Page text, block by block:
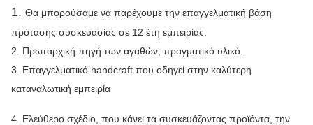
1. Θα μπορούσαμε να παρέχουμε την επαγγελματική βάση
πρότασης συσκευασίας σε 12 έτη εμπειρίας.
2. Πρωταρχική πηγή των αγαθών, πραγματικό υλικό.
3. Επαγγελματικό handcraft που οδηγεί στην καλύτερη
καταναλωτική εμπειρία
4. Ελεύθερο σχέδιο, που κάνει τα συσκευάζοντας προϊόντα, την